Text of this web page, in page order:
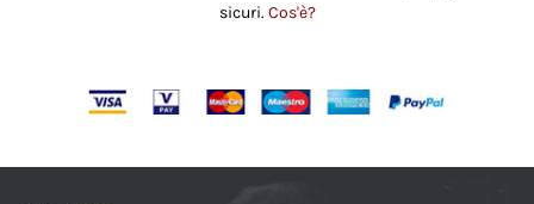
sicuri. Cos'è?